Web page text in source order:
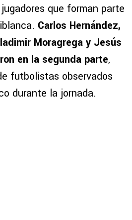
que forman parte
Carlos Hernández,
Moragrega y Jesús
en la segunda parte,
futbolistas observados
durante la jornada.